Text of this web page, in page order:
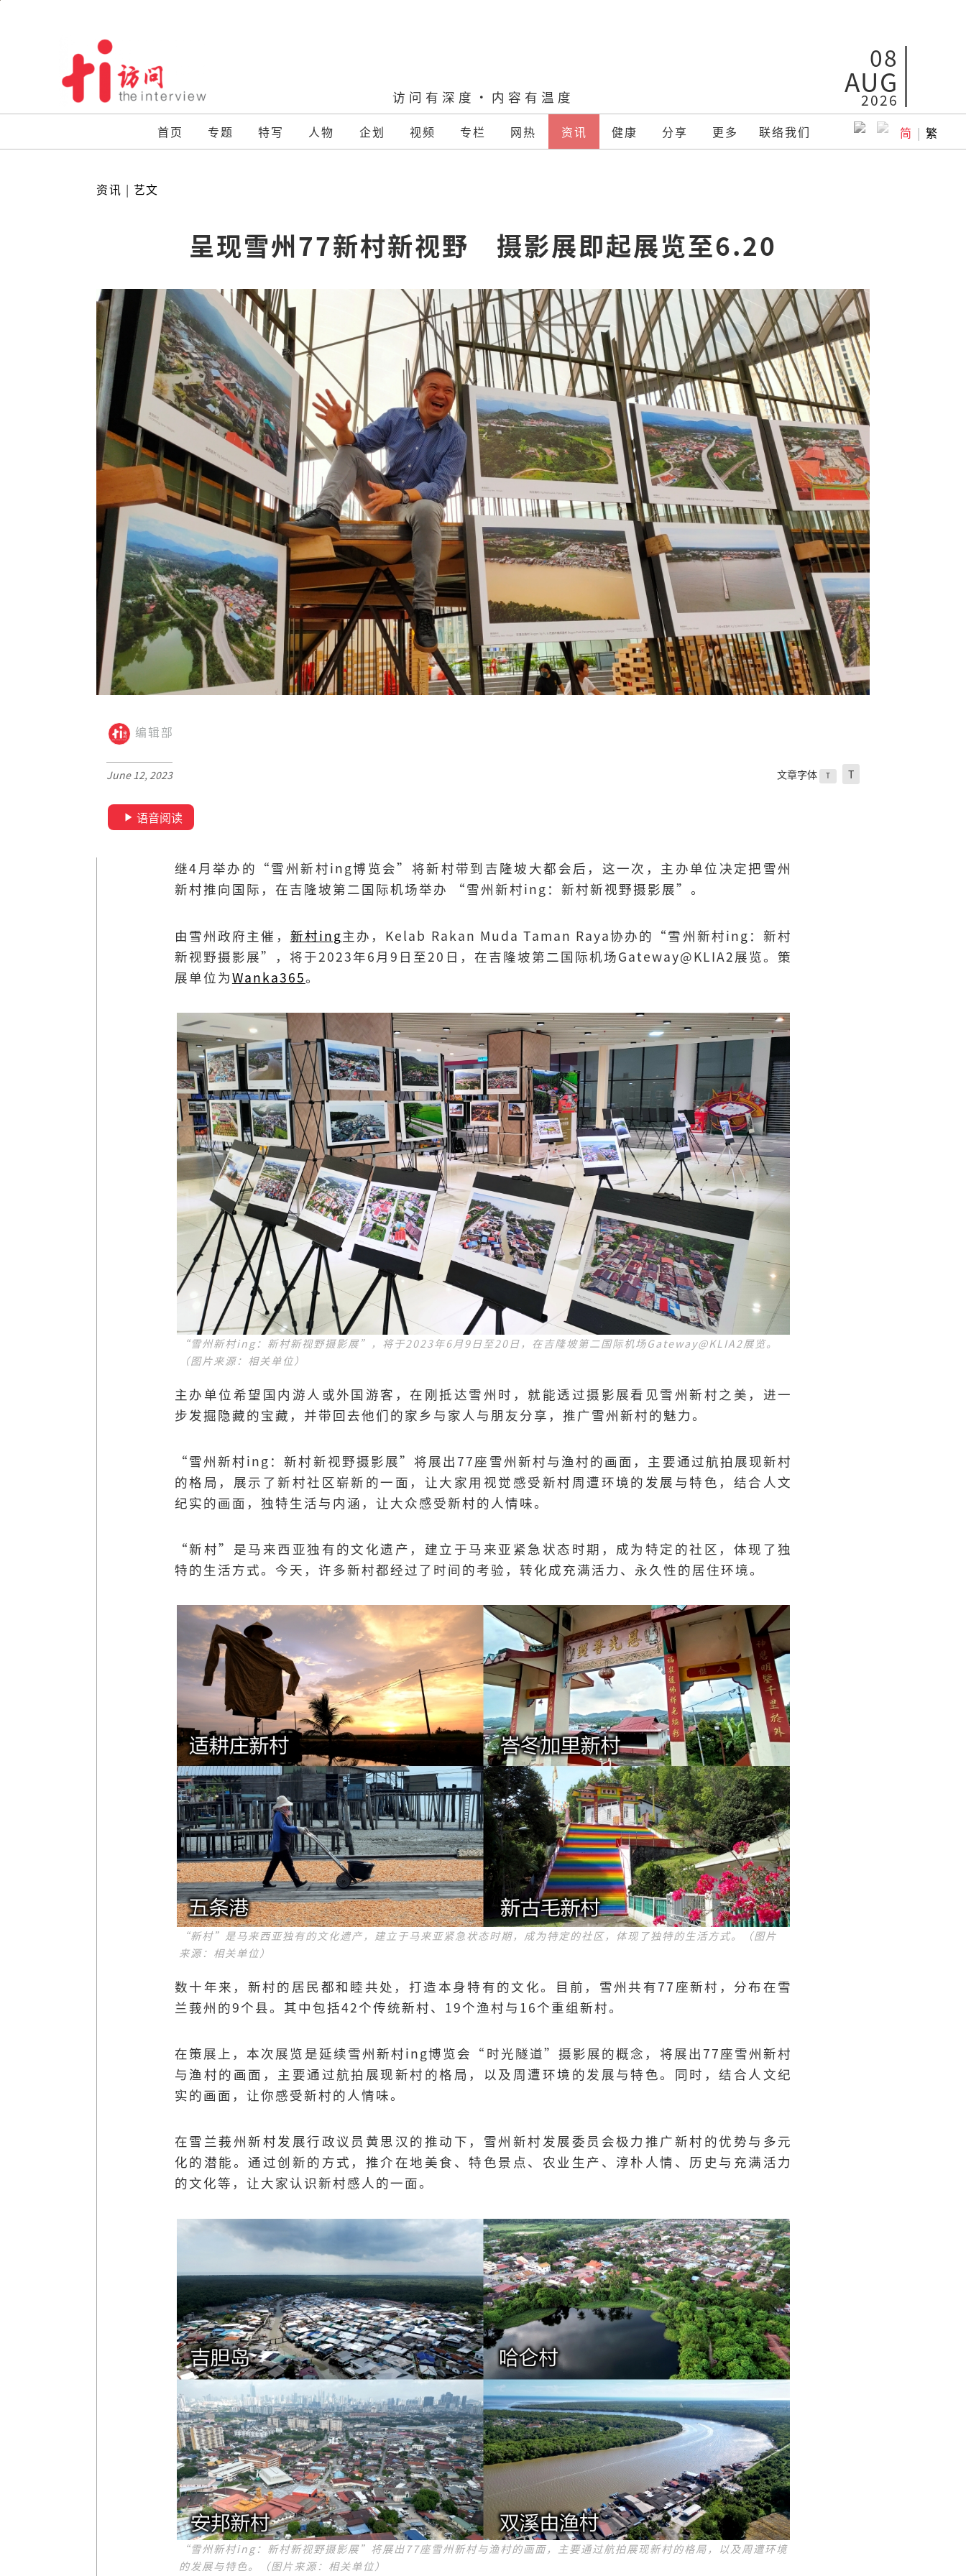
访问有深度·内容有温度
08
AUG
2026
首页 专题 特写 人物 企划 视频 专栏 网热 资讯 健康 分享 更多 联络我们 简 | 繁
资讯 | 艺文
呈现雪州77新村新视野　摄影展即起展览至6.20
编辑部
June 12, 2023 文章字体 T T
语音阅读
继4月举办的“雪州新村ing博览会”将新村带到吉隆坡大都会后，这一次，主办单位决定把雪州
新村推向国际，在吉隆坡第二国际机场举办 “雪州新村ing：新村新视野摄影展”。
由雪州政府主催， 新村ing主办，Kelab Rakan Muda Taman Raya协办的“雪州新村ing：新村
新视野摄影展”，将于2023年6月9日至20日，在吉隆坡第二国际机场Gateway@KLIA2展览。策
展单位为Wanka365。
“雪州新村ing：新村新视野摄影展”，将于2023年6月9日至20日，在吉隆坡第二国际机场Gateway@KLIA2展览。
（图片来源：相关单位）
主办单位希望国内游人或外国游客，在刚抵达雪州时，就能透过摄影展看见雪州新村之美，进一
步发掘隐藏的宝藏，并带回去他们的家乡与家人与朋友分享，推广雪州新村的魅力。
“雪州新村ing：新村新视野摄影展”将展出77座雪州新村与渔村的画面，主要通过航拍展现新村
的格局，展示了新村社区崭新的一面，让大家用视觉感受新村周遭环境的发展与特色，结合人文
纪实的画面，独特生活与内涵，让大众感受新村的人情味。
“新村”是马来西亚独有的文化遗产，建立于马来亚紧急状态时期，成为特定的社区，体现了独
特的生活方式。今天，许多新村都经过了时间的考验，转化成充满活力、永久性的居住环境。
“新村”是马来西亚独有的文化遗产，建立于马来亚紧急状态时期，成为特定的社区，体现了独特的生活方式。（图片
来源：相关单位）
数十年来，新村的居民都和睦共处，打造本身特有的文化。目前，雪州共有77座新村，分布在雪
兰莪州的9个县。其中包括42个传统新村、19个渔村与16个重组新村。
在策展上，本次展览是延续雪州新村ing博览会“时光隧道”摄影展的概念，将展出77座雪州新村
与渔村的画面，主要通过航拍展现新村的格局，以及周遭环境的发展与特色。同时，结合人文纪
实的画面，让你感受新村的人情味。
在雪兰莪州新村发展行政议员黄思汉的推动下，雪州新村发展委员会极力推广新村的优势与多元
化的潜能。通过创新的方式，推介在地美食、特色景点、农业生产、淳朴人情、历史与充满活力
的文化等，让大家认识新村感人的一面。
“雪州新村ing：新村新视野摄影展”将展出77座雪州新村与渔村的画面，主要通过航拍展现新村的格局，以及周遭环境
的发展与特色。（图片来源：相关单位）